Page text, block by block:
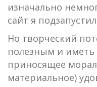
изначально
сайт я
Но творческий
полезным и иметь
приносящее
материальное)